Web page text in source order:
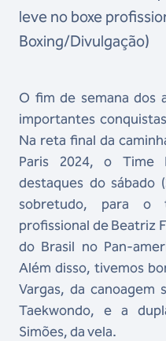
leve no boxe
Boxing/Divulgação)
O fim de semana dos
importantes
Na reta final da
Paris 2024, o Time
destaques do sábado
sobretudo, para o
profissional de Beatriz
do Brasil no Pan-
Além disso, tivemos
Vargas, da canoagem
Taekwondo, e a
Simões, da vela.